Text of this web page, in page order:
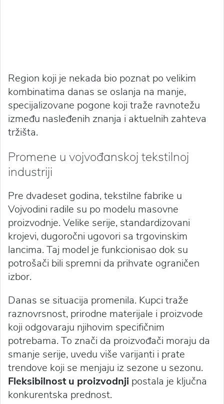
Region koji je nekada bio poznat po velikim
kombinatima danas se oslanja na manje,
specijalizovane pogone koji traže ravnotežu
između nasleđenih znanja i aktuelnih zahteva
tržišta.
Promene u vojvođanskoj tekstilnoj
industriji
Pre dvadeset godina, tekstilne fabrike u
Vojvodini radile su po modelu masovne
proizvodnje. Velike serije, standardizovani
krojevi, dugoročni ugovori sa trgovinskim
lancima. Taj model je funkcionisao dok su
potrošači bili spremni da prihvate ograničen
izbor.
Danas se situacija promenila. Kupci traže
raznovrsnost, prirodne materijale i proizvode
koji odgovaraju njihovim specifičnim
potrebama. To znači da proizvođači moraju da
smanje serije, uvedu više varijanti i prate
trendove koji se menjaju iz sezone u sezonu.
Fleksibilnost u proizvodnji postala je ključna
konkurentska prednost.